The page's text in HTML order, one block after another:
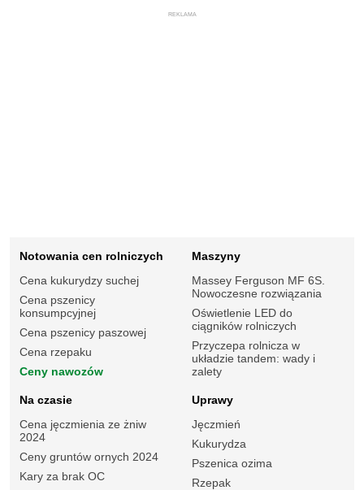
REKLAMA
Notowania cen rolniczych
Cena kukurydzy suchej
Cena pszenicy
konsumpcyjnej
Cena pszenicy paszowej
Cena rzepaku
Ceny nawozów
Maszyny
Massey Ferguson MF 6S.
Nowoczesne rozwiązania
Oświetlenie LED do
ciągników rolniczych
Przyczepa rolnicza w
układzie tandem: wady i
zalety
Na czasie
Cena jęczmienia ze żniw
2024
Ceny gruntów ornych 2024
Kary za brak OC
Uprawy
Jęczmień
Kukurydza
Pszenica ozima
Rzepak